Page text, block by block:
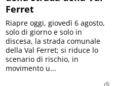
Ferret
di
Riapre oggi, giovedì 6 agosto,
solo di giorno e solo in
discesa, la strada comunale
della Val Ferret; si riduce lo
scenario di rischio, in
movimento u...